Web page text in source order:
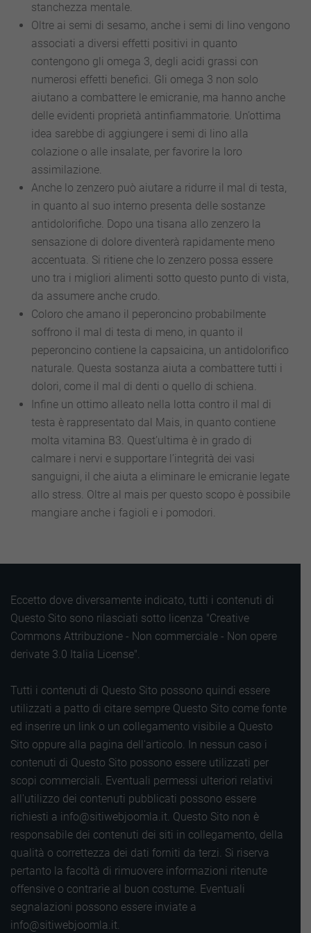
stanchezza mentale.
Oltre ai semi di sesamo, anche i semi di lino vengono
associati a diversi effetti positivi in quanto
contengono gli omega 3, degli acidi grassi con
numerosi effetti benefici. Gli omega 3 non solo
aiutano a combattere le emicranie, ma hanno anche
delle evidenti proprietà antinfiammatorie. Un’ottima
idea sarebbe di aggiungere i semi di lino alla
colazione o alle insalate, per favorire la loro
assimilazione.
Anche lo zenzero può aiutare a ridurre il mal di testa,
in quanto al suo interno presenta delle sostanze
antidolorifiche. Dopo una tisana allo zenzero la
sensazione di dolore diventerà rapidamente meno
accentuata. Si ritiene che lo zenzero possa essere
uno tra i migliori alimenti sotto questo punto di vista,
da assumere anche crudo.
Coloro che amano il peperoncino probabilmente
soffrono il mal di testa di meno, in quanto il
peperoncino contiene la capsaicina, un antidolorifico
naturale. Questa sostanza aiuta a combattere tutti i
dolori, come il mal di denti o quello di schiena.
Infine un ottimo alleato nella lotta contro il mal di
testa è rappresentato dal Mais, in quanto contiene
molta vitamina B3. Quest’ultima è in grado di
calmare i nervi e supportare l’integrità dei vasi
sanguigni, il che aiuta a eliminare le emicranie legate
allo stress. Oltre al mais per questo scopo è possibile
mangiare anche i fagioli e i pomodori.
Eccetto dove diversamente indicato, tutti i contenuti di
Questo Sito sono rilasciati sotto licenza "Creative
Commons Attribuzione - Non commerciale - Non opere
derivate 3.0 Italia License".
Tutti i contenuti di Questo Sito possono quindi essere
utilizzati a patto di citare sempre Questo Sito come fonte
ed inserire un link o un collegamento visibile a Questo
Sito oppure alla pagina dell'articolo. In nessun caso i
contenuti di Questo Sito possono essere utilizzati per
scopi commerciali. Eventuali permessi ulteriori relativi
all'utilizzo dei contenuti pubblicati possono essere
richiesti a info@sitiwebjoomla.it. Questo Sito non è
responsabile dei contenuti dei siti in collegamento, della
qualità o correttezza dei dati forniti da terzi. Si riserva
pertanto la facoltà di rimuovere informazioni ritenute
offensive o contrarie al buon costume. Eventuali
segnalazioni possono essere inviate a
info@sitiwebjoomla.it.